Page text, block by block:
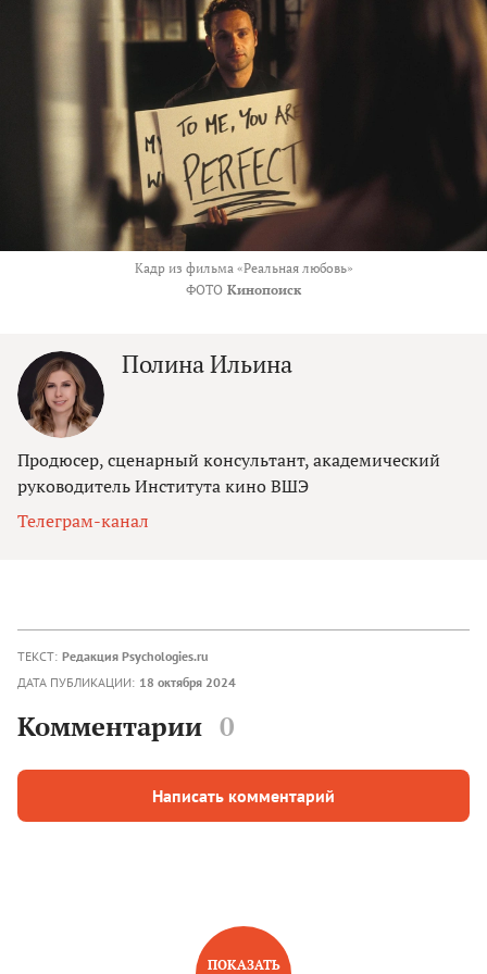
Кадр из фильма «Реальная любовь»
ФОТО Кинопоиск
Полина Ильина
Продюсер, сценарный консультант, академический
руководитель Института кино ВШЭ
Телеграм-канал
ТЕКСТ: Редакция Psychologies.ru
ДАТА ПУБЛИКАЦИИ: 18 октября 2024
Комментарии 0
Написать комментарий
ПОКАЗАТЬ